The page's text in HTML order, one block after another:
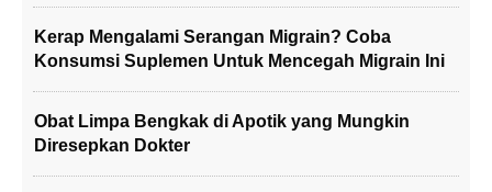
Kerap Mengalami Serangan Migrain? Coba
Konsumsi Suplemen Untuk Mencegah Migrain Ini
Obat Limpa Bengkak di Apotik yang Mungkin
Diresepkan Dokter